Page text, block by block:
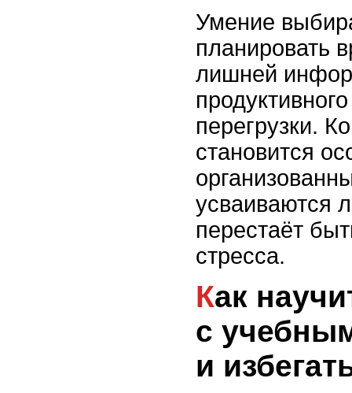
Умение
планировать
лишней
перегрузки.
становится
усваиваются
перестаёт
стресса.
Как научиться работать
с
и